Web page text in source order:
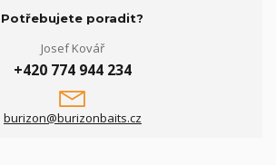
Potřebujete poradit?
Josef Kovář
+420 774 944 234
burizon@burizonbaits.cz